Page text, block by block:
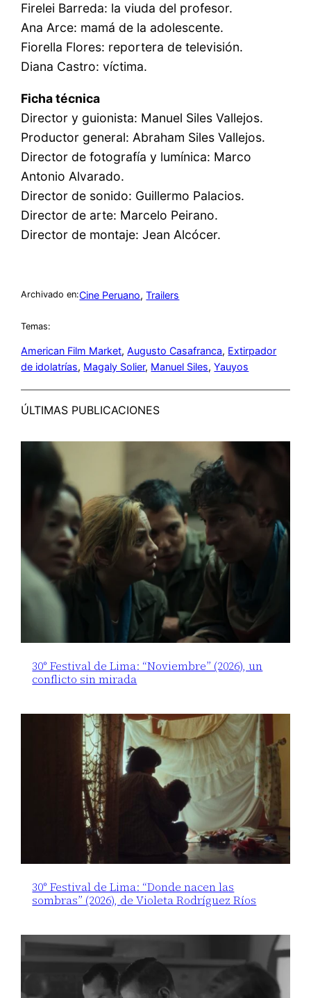
Firelei Barreda: la viuda del profesor.
Ana Arce: mamá de la adolescente.
Fiorella Flores: reportera de televisión.
Diana Castro: víctima.
Ficha técnica
Director y guionista: Manuel Siles Vallejos.
Productor general: Abraham Siles Vallejos.
Director de fotografía y lumínica: Marco
Antonio Alvarado.
Director de sonido: Guillermo Palacios.
Director de arte: Marcelo Peirano.
Director de montaje: Jean Alcócer.
Archivado en:Cine Peruano, Trailers
Temas:
American Film Market, Augusto Casafranca, Extirpador
de idolatrías, Magaly Solier, Manuel Siles, Yauyos
ÚLTIMAS PUBLICACIONES
30° Festival de Lima: “Noviembre” (2026), un
conflicto sin mirada
30° Festival de Lima: “Donde nacen las
sombras” (2026), de Violeta Rodríguez Ríos